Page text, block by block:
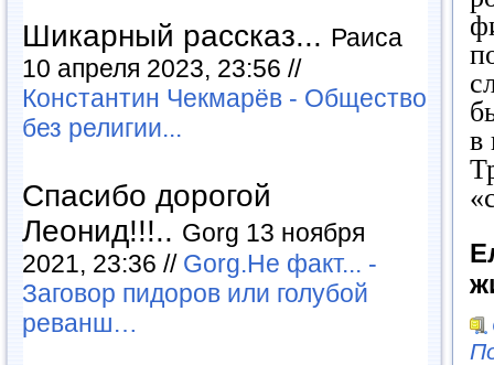
Шикарный рассказ... Раиса
10 апреля 2023, 23:56 //
Константин Чекмарёв - Общество
без религии...
Спасибо дорогой
Леонид!!!.. Gorg 13 ноября
2021, 23:36 // Gorg.Не факт... -
Заговор пидоров или голубой
реванш…
в